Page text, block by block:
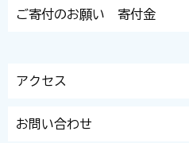
ご寄付のお願い 寄付金
アクセス
お問い合わせ